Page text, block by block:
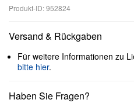
Produkt-ID: 952824
Versand & Rückgaben
Für weitere Informationen zu
bitte hier.
Haben Sie Fragen?